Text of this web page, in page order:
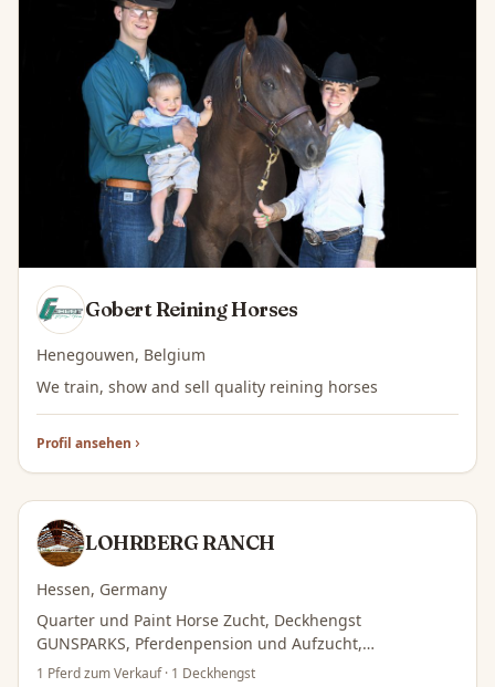
Gobert Reining Horses
Henegouwen, Belgium
We train, show and sell quality reining horses
Profil ansehen
LOHRBERG RANCH
Hessen, Germany
Quarter und Paint Horse Zucht, Deckhengst
GUNSPARKS, Pferdenpension und Aufzucht,
Tierphysiotherapie, Westernreitunterricht
1 Pferd zum Verkauf · 1 Deckhengst